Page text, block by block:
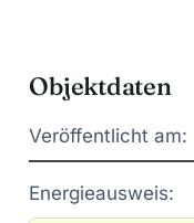
Objektdaten
Veröffentlicht am:
Energieausweis: